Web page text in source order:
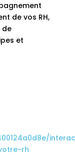
de vos RH,
de
et
rh